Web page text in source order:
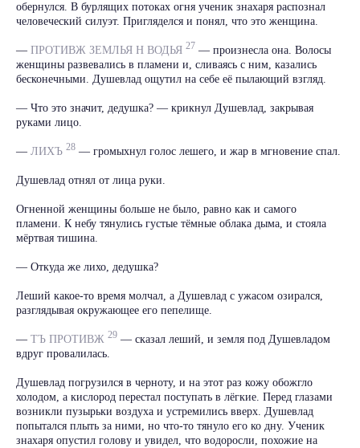
обернулся. В бурлящих потоках огня ученик знахаря распознал
человеческий силуэт. Пригляделся и понял, что это женщина.
— ПРОТИВЖ ЗЕМЛЬЯ Н ВОДЬЯ 27 — произнесла она. Волосы
женщины развевались в пламени и, сливаясь с ним, казались
бесконечными. Душевлад ощутил на себе её пылающий взгляд.
— Что это значит, дедушка? — крикнул Душевлад, закрывая
руками лицо.
— ЛИХЪ 28 — громыхнул голос лешего, и жар в мгновение спал.
Душевлад отнял от лица руки.
Огненной женщины больше не было, равно как и самого
пламени. К небу тянулись густые тёмные облака дыма, и стояла
мёртвая тишина.
— Откуда же лихо, дедушка?
Леший какое-то время молчал, а Душевлад с ужасом озирался,
разглядывая окружающее его пепелище.
— ТЪ ПРОТИВЖ 29 — сказал леший, и земля под Душевладом
вдруг провалилась.
Душевлад погрузился в черноту, и на этот раз кожу обожгло
холодом, а кислород перестал поступать в лёгкие. Перед глазами
возникли пузырьки воздуха и устремились вверх. Душевлад
попытался плыть за ними, но что-то тянуло его ко дну. Ученик
знахаря опустил голову и увидел, что водоросли, похожие на